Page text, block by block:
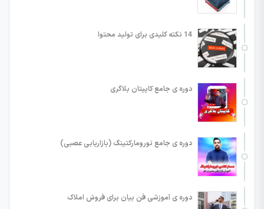
14 نکته کلیدی برای تولید محتوا
دوره ی جامع کاپیتان بلاگری
دوره ی جامع نورومارکتینگ (بازاریابی عصبی)
دوره ی آموزشی فن بیان برای فروش املاک